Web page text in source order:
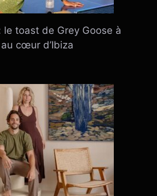
le toast de Grey Goose à
cœur d’Ibiza